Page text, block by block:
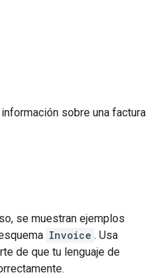
sobre una factura
se muestran ejemplos
Invoice . Usa
de que tu lenguaje de